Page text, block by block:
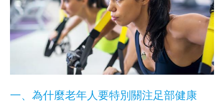
一、為什麼老年人要特別關注足部健康